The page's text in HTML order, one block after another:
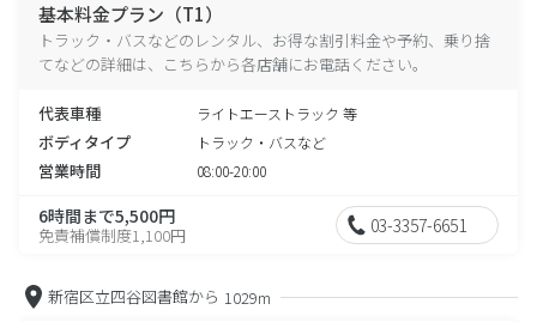
基本料金プラン（T1）
トラック・バスなどのレンタル、お得な割引料金や予約、乗り捨
てなどの詳細は、こちらから各店舗にお電話ください。
代表車種 ライトエーストラック 等
ボディタイプ トラック・バスなど
営業時間 08:00-20:00
6時間まで5,500円
免責補償制度1,100円 03-3357-6651
新宿区立四谷図書館から 1029m